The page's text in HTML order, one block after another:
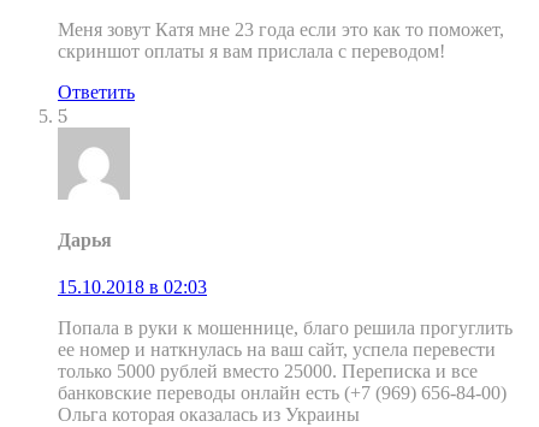
Меня зовут Катя мне 23 года если это как то поможет,
скpиншот оплаты я вам прислала с переводом!
Ответить
5
Дарья
15.10.2018 в 02:03
Попала в руки к мошеннице, благо решила прогуглить
ее номер и наткнулась на ваш сайт, успела перевести
только 5000 рублей вместо 25000. Переписка и все
банковские переводы онлайн есть (+7 (969) 656-84-00)
Ольга которая оказалась из Украины